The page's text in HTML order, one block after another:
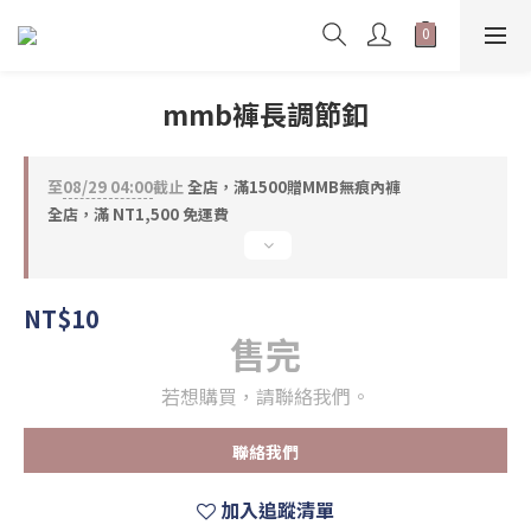
mmb褲長調節釦
至08/29 04:00截止全店，滿1500贈MMB無痕內褲
全店，滿 NT1,500 免運費
NT$10
售完
若想購買，請聯絡我們。
聯絡我們
加入追蹤清單